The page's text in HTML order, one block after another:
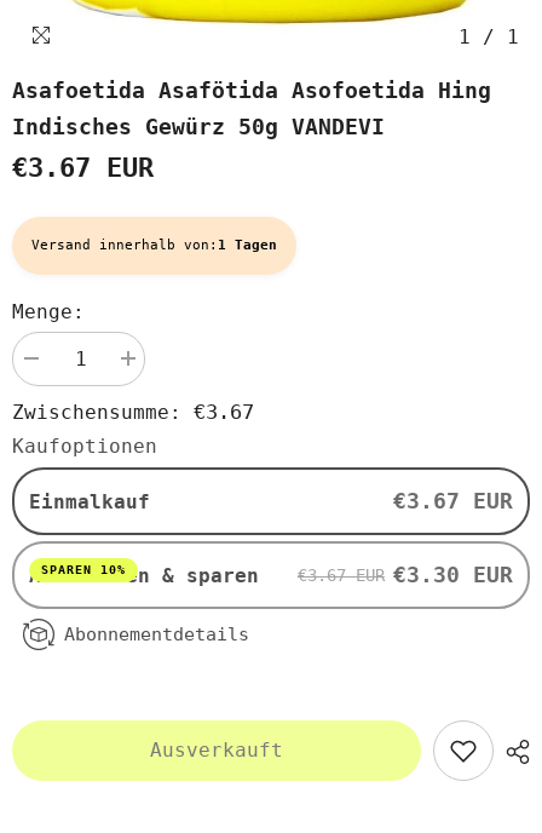
1 / 1
Asafoetida Asafötida Asofoetida Hing
Indisches Gewürz 50g VANDEVI
€3.67 EUR
Versand innerhalb von: 1 Tagen
Menge:
verringern
für
Asafoetida
Asafötida
Asofoetida
Hing
indisches
Gewürz
50g
VANDEVI
Menge
erhöhen
Asafoetida
Asafötida
Asofoetida
Hing
indisches
Gewürz
50g
VANDEVI
Zwischensumme: €3.67
Kaufoptionen
Einmalkauf €3.67 EUR
Abonnieren & sparen
SPAREN 10% €3.67 EUR €3.30 EUR
Abonnementdetails
Ausverkauft